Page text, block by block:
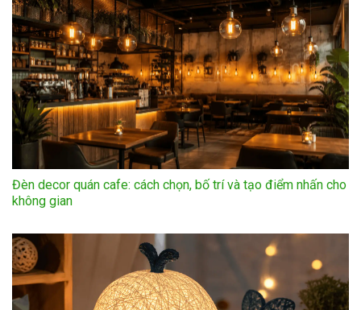
Đèn decor quán cafe: cách chọn, bố trí và tạo điểm nhấn cho
không gian